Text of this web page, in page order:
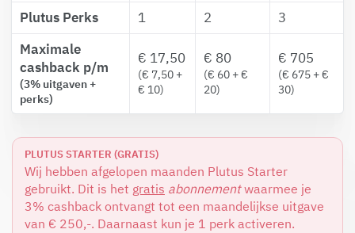
Plutus Perks 1 2
3
Maximale
cashback p/m
(3% uitgaven +
perks)
€ 17,50
(€ 7,50 +
€ 10)
€ 80
(€ 60 + €
20)
€ 705
(€ 675 + €
30)
PLUTUS STARTER (GRATIS)
Wij hebben afgelopen maanden Plutus Starter
gebruikt. Dit is het gratis abonnementwaarmee je
3% cashback ontvangt tot een maandelijkse uitgave
van € 250,-. Daarnaast kun je 1 perk activeren.